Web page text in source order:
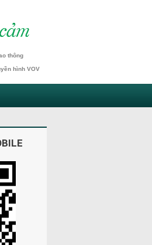
thông
hình VOV